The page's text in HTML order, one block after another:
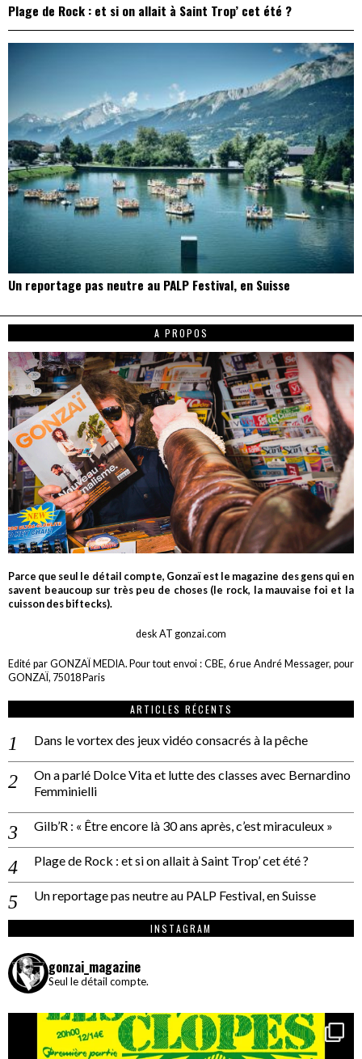
Plage de Rock : et si on allait à Saint Trop’ cet été ?
Un reportage pas neutre au PALP Festival, en Suisse
A PROPOS
Parce que seul le détail compte, Gonzaï est le magazine des gens qui en
savent beaucoup sur très peu de choses (le rock, la mauvaise foi et la
cuisson des biftecks).
desk AT gonzai.com
Edité par GONZAÏ MEDIA. Pour tout envoi : CBE, 6 rue André Messager, pour
GONZAÏ, 75018 Paris
ARTICLES RÉCENTS
Dans le vortex des jeux vidéo consacrés à la pêche
On a parlé Dolce Vita et lutte des classes avec Bernardino
Femminielli
Gilb’R : « Être encore là 30 ans après, c’est miraculeux »
Plage de Rock : et si on allait à Saint Trop’ cet été ?
Un reportage pas neutre au PALP Festival, en Suisse
INSTAGRAM
gonzai_magazine
Seul le détail compte.